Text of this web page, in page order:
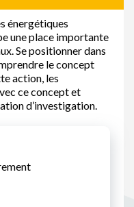
énergétiques
une place importante
Se positionner dans
le concept
action, les
ce concept et
d’investigation.